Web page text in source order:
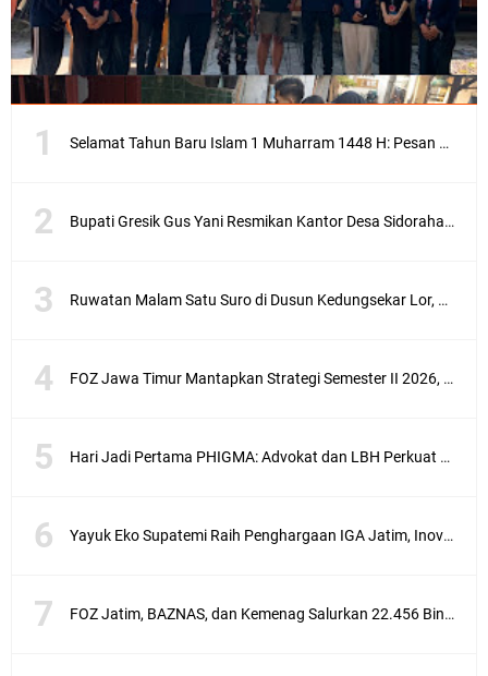
Selamat Tahun Baru Islam 1 Muharram 1448 H: Pesan Hijrah Drs. H. Husnul Aqib, M.M. untuk Negeri
Bupati Gresik Gus Yani Resmikan Kantor Desa Sidoraharjo: Simbol Komitmen Pelayanan Publik dan Kepedulian Sosial
Ruwatan Malam Satu Suro di Dusun Kedungsekar Lor, Tradisi Luhur yang Terus Istiqomah
FOZ Jawa Timur Mantapkan Strategi Semester II 2026, Fokus pada Penguatan SDM Amil dan Kolaborasi BerdampakNarasi
Hari Jadi Pertama PHIGMA: Advokat dan LBH Perkuat Soliditas di Jakarta
Yayuk Eko Supatemi Raih Penghargaan IGA Jatim, Inovasi Wayang Kulit untuk Anak Berkebutuhan Khusus
FOZ Jatim, BAZNAS, dan Kemenag Salurkan 22.456 Bingkisan Lebaran Yatim Serentak di Berbagai Daerah di Jawa Timur